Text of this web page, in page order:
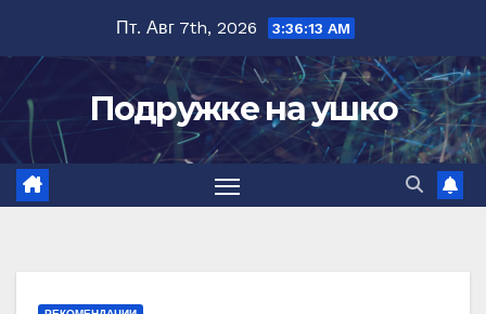
содержимому
Пт. Авг 7th, 2026 3:36:14 AM
Подружке на ушко